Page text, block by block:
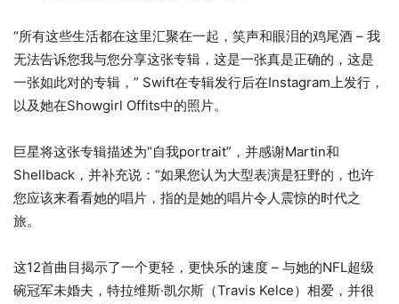
目
列
结
尾
“所有这些生活都在这里汇聚在一起，笑声和眼泪的鸡尾酒 – 我
无法告诉您我与您分享这张专辑，这是一张真是正确的，这是
一张如此对的专辑，” Swift在专辑发行后在Instagram上发行，
以及她在Showgirl Offits中的照片。
巨星将这张专辑描述为“自我portrait”，并感谢Martin和
Shellback，并补充说：“如果您认为大型表演是狂野的，也许
您应该来看看她的唱片，指的是她的唱片令人震惊的时代之
旅。
这12首曲目揭示了一个更轻，更快乐的速度 – 与她的NFL超级
碗冠军未婚夫，特拉维斯·凯尔斯（Travis Kelce）相爱，并很